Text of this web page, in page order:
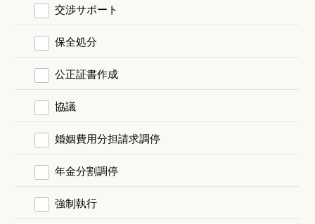
交渉サポート
保全処分
公正証書作成
協議
婚姻費用分担請求調停
年金分割調停
強制執行